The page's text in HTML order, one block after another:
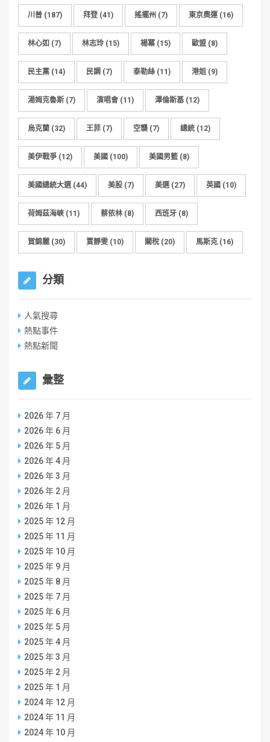
川普 (187) 拜登 (41) 搖擺州 (7) 東京奧運(16)
林心如 (7) 林志玲 (15) 楊冪 (15) 歐盟 (8)
民主黨 (14) 民調 (7) 泰勒絲 (11) 港姐 (9)
湯姆克魯斯 (7) 演唱會 (11) 澤倫斯基 (12)
烏克蘭 (32) 王菲 (7) 空襲 (7) 總統 (12)
美伊戰爭 (12) 美國 (100) 美國男籃 (8)
美國總統大選(44) 美股 (7) 美選(27) 英國 (10)
荷姆茲海峽 (11) 蔡依林 (8) 西班牙 (8)
賀錦麗 (30) 賈靜雯 (10) 關稅 (20) 馬斯克 (16)
分類
人氣搜尋
熱點事件
熱點新聞
彙整
2026 年 7 月
2026 年 6 月
2026 年 5 月
2026 年 4 月
2026 年 3 月
2026 年 2 月
2026 年 1 月
2025 年 12 月
2025 年 11 月
2025 年 10 月
2025 年 9 月
2025 年 8 月
2025 年 7 月
2025 年 6 月
2025 年 5 月
2025 年 4 月
2025 年 3 月
2025 年 2 月
2025 年 1 月
2024 年 12 月
2024 年 11 月
2024 年 10 月